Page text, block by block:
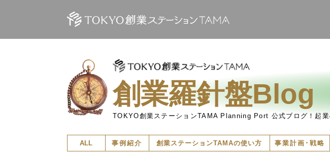
創業羅針盤Blog
TOKYO創業ステーションTAMA Planning Port 公式ブログ！起
ALL 事例紹介 創業ステーションTAMAの使い方 事業計画･戦略